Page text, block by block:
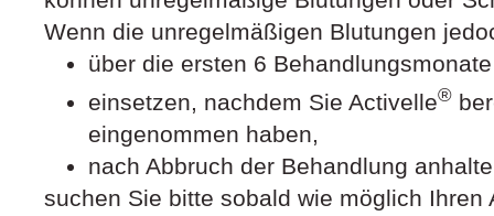
Wenn die unregelmäßigen Blutungen
über die ersten 6
einsetzen, nachdem Sie Activelle®
eingenommen haben,
nach Abbruch der Behandlung
suchen Sie bitte sobald wie möglich Ihren